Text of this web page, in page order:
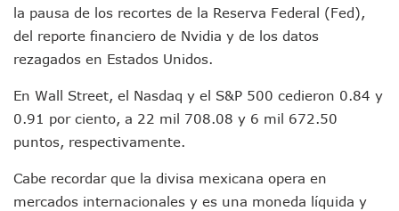
Orgullo Vallartense: Zhoemí Luévanos Competirá En El
Brigada Forense Brindará Atención A Familias De
Vecinos De Vallarta 500 Exponen Queja De Vialidades A
Pelea De Extranjera Durante Función De “La Odisea” En
Llegan Camiones “oruga” A Puerto Vallarta Con
Coordinan Operativo Para Las Tradicionales Paseadas
Monzón Mexicano Causará Lluvias Muy Fuertes En
Descartan Riesgo De Tsunami Para Puerto Vallarta Tras
Donald Trump Asistirá A La Final Del Mundial 2026 Entre
la pausa de los recortes de la Reserva Federal (Fed),
del reporte financiero de Nvidia y de los datos
rezagados en Estados Unidos.
En Wall Street, el Nasdaq y el S&P 500 cedieron 0.84 y
0.91 por ciento, a 22 mil 708.08 y 6 mil 672.50
puntos, respectivamente.
Cabe recordar que la divisa mexicana opera en
mercados internacionales y es una moneda líquida y